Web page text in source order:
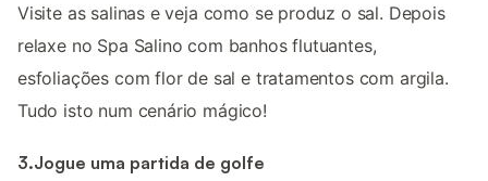
Visite as salinas e veja como se produz o sal. Depois
relaxe no Spa Salino com banhos flutuantes,
esfoliações com flor de sal e tratamentos com argila.
Tudo isto num cenário mágico!
3.Jogue uma partida de golfe